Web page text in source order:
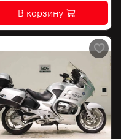
В корзину